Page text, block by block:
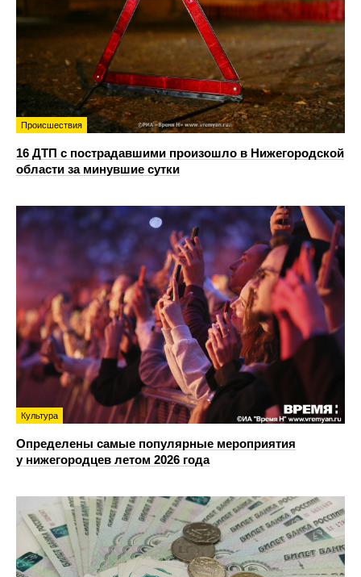
Происшествия
16 ДТП с пострадавшими произошло в Нижегородской
области за минувшие сутки
Культура
Определены самые популярные мероприятия
у нижегородцев летом 2026 года